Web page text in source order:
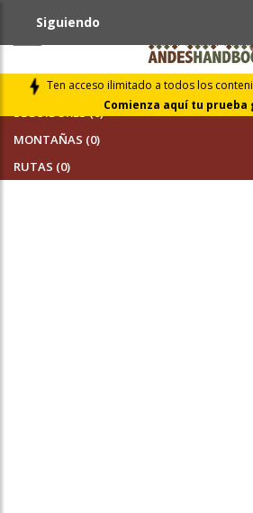
Ten acceso ilimitado a todos los
Comienza aquí tu
Siguiendo
SEGUIDORES (0)
MONTAÑAS (0)
RUTAS (0)